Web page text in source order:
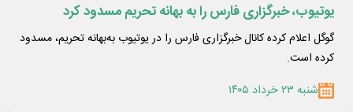
یوتیوب، خبرگزاری فارس را به بهانه تحریم مسدود کرد
گوگل اعلام کرده کانال خبرگزاری فارس را در یوتیوب به‌بهانه تحریم،‌ مسدود
کرده است.
شنبه ۲۳ خرداد ۱۴۰۵